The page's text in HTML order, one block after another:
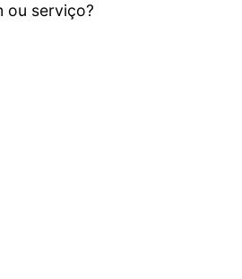
ou serviço?